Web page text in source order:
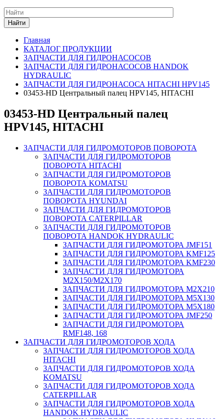
Найти
Главная
КАТАЛОГ ПРОДУКЦИИ
ЗАПЧАСТИ ДЛЯ ГИДРОНАСОСОВ
ЗАПЧАСТИ ДЛЯ ГИДРОНАСОСОВ HANDOK
HYDRAULIC
ЗАПЧАСТИ ДЛЯ ГИДРОНАСОСА HITACHI HPV145
03453-HD Центральный палец HPV145, HITACHI
03453-HD Центральный палец
HPV145, HITACHI
ЗАПЧАСТИ ДЛЯ ГИДРОМОТОРОВ ПОВОРОТА
ЗАПЧАСТИ ДЛЯ ГИДРОМОТОРОВ
ПОВОРОТА HITACHI
ЗАПЧАСТИ ДЛЯ ГИДРОМОТОРОВ
ПОВОРОТА KOMATSU
ЗАПЧАСТИ ДЛЯ ГИДРОМОТОРОВ
ПОВОРОТА HYUNDAI
ЗАПЧАСТИ ДЛЯ ГИДРОМОТОРОВ
ПОВОРОТА CATERPILLAR
ЗАПЧАСТИ ДЛЯ ГИДРОМОТОРОВ
ПОВОРОТА HANDOK HYDRAULIC
ЗАПЧАСТИ ДЛЯ ГИДРОМОТОРА JMF151
ЗАПЧАСТИ ДЛЯ ГИДРОМОТОРА KMF125
ЗАПЧАСТИ ДЛЯ ГИДРОМОТОРА KMF230
ЗАПЧАСТИ ДЛЯ ГИДРОМОТОРА
M2X150/M2X170
ЗАПЧАСТИ ДЛЯ ГИДРОМОТОРА M2X210
ЗАПЧАСТИ ДЛЯ ГИДРОМОТОРА M5X130
ЗАПЧАСТИ ДЛЯ ГИДРОМОТОРА M5X180
ЗАПЧАСТИ ДЛЯ ГИДРОМОТОРА JMF250
ЗАПЧАСТИ ДЛЯ ГИДРОМОТОРА
RMF148, 168
ЗАПЧАСТИ ДЛЯ ГИДРОМОТОРОВ ХОДА
ЗАПЧАСТИ ДЛЯ ГИДРОМОТОРОВ ХОДА
HITACHI
ЗАПЧАСТИ ДЛЯ ГИДРОМОТОРОВ ХОДА
KOMATSU
ЗАПЧАСТИ ДЛЯ ГИДРОМОТОРОВ ХОДА
CATERPILLAR
ЗАПЧАСТИ ДЛЯ ГИДРОМОТОРОВ ХОДА
HANDOK HYDRAULIC